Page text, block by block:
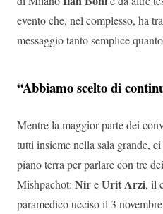
evento che, nel complesso, ha
messaggio tanto semplice
“Abbiamo scelto di
Mentre la maggior parte dei
tutti insieme nella sala grande,
piano terra per parlare con tre
Mishpachot: NireUrit Arzi, il
paramedico ucciso il 3